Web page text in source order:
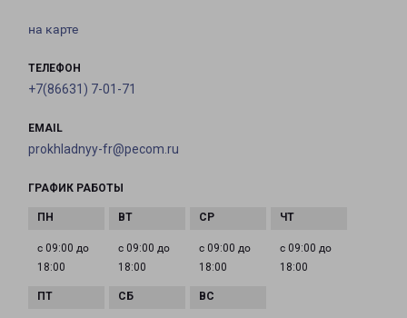
на карте
ТЕЛЕФОН
+7(86631) 7-01-71
EMAIL
prokhladnyy-fr@pecom.ru
ГРАФИК РАБОТЫ
с 09:00 до
18:00
с 09:00 до
18:00
с 09:00 до
18:00
с 09:00 до
18:00